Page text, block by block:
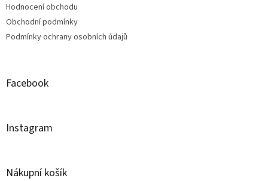
Hodnocení obchodu
Obchodní podmínky
Podmínky ochrany osobních údajů
Facebook
Instagram
Nákupní košík